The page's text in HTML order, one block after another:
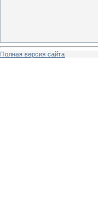
Полная версия сайта